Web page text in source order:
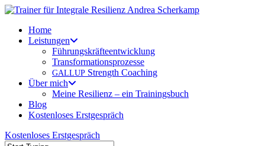
Skip
main
content
Menu
Home
Leistungen
Führungskräfteentwicklung
Transformationsprozesse
GALLUP Strength Coaching
Über mich
Meine Resilienz – ein Trainingsbuch
Blog
Kostenloses Erstgespräch
Kostenloses Erstgespräch